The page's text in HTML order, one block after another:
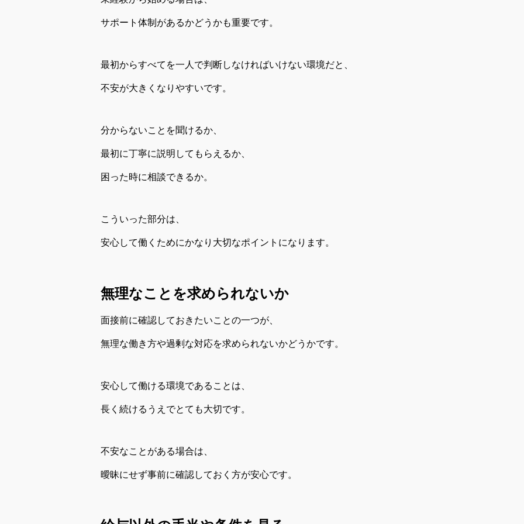
サポート体制があるかどうかも重要です。
最初からすべてを一人で判断しなければいけない環境だと、
不安が大きくなりやすいです。
分からないことを聞けるか、
最初に丁寧に説明してもらえるか、
困った時に相談できるか。
こういった部分は、
安心して働くためにかなり大切なポイントになります。
無理なことを求められないか
面接前に確認しておきたいことの一つが、
無理な働き方や過剰な対応を求められないかどうかです。
安心して働ける環境であることは、
長く続けるうえでとても大切です。
不安なことがある場合は、
曖昧にせず事前に確認しておく方が安心です。